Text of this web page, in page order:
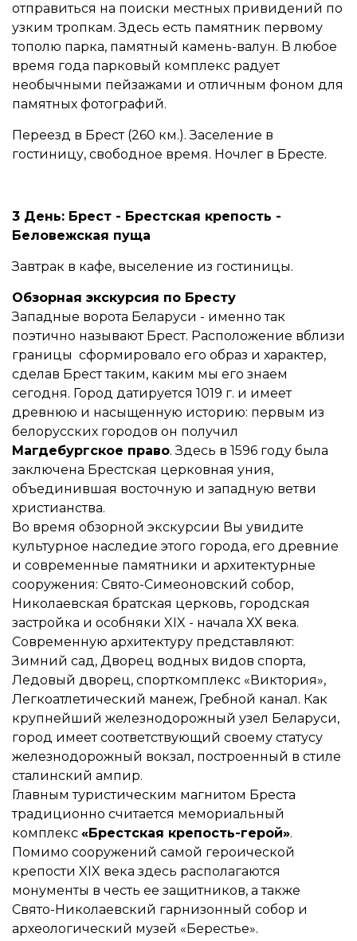
отправиться на поиски местных привидений по
узким тропкам. Здесь есть памятник первому
тополю парка, памятный камень-валун. В любое
время года парковый комплекс радует
необычными пейзажами и отличным фоном для
памятных фотографий.
Переезд в Брест (260 км.). Заселение в
гостиницу, свободное время. Ночлег в Бресте.
3 День: Брест - Брестская крепость -
Беловежская пуща
Завтрак в кафе, выселение из гостиницы.
Обзорная экскурсия по Бресту
Западные ворота Беларуси - именно так
поэтично называют Брест. Расположение вблизи
границы сформировало его образ и характер,
сделав Брест таким, каким мы его знаем
сегодня. Город датируется 1019 г. и имеет
древнюю и насыщенную историю: первым из
белорусских городов он получил
Магдебургское право. Здесь в 1596 году была
заключена Брестская церковная уния,
объединившая восточную и западную ветви
христианства.
Во время обзорной экскурсии Вы увидите
культурное наследие этого города, его древние
и современные памятники и архитектурные
сооружения: Свято-Симеоновский собор,
Николаевская братская церковь, городская
застройка и особняки XIX - начала ХХ века.
Современную архитектуру представляют:
Зимний сад, Дворец водных видов спорта,
Ледовый дворец, спорткомплекс «Виктория»,
Легкоатлетический манеж, Гребной канал. Как
крупнейший железнодорожный узел Беларуси,
город имеет соответствующий своему статусу
железнодорожный вокзал, построенный в стиле
сталинский ампир.
Главным туристическим магнитом Бреста
традиционно считается мемориальный
комплекс «Брестская крепость-герой».
Помимо сооружений самой героической
крепости XIX века здесь располагаются
монументы в честь ее защитников, а также
Свято-Николаевский гарнизонный собор и
археологический музей «Берестье».